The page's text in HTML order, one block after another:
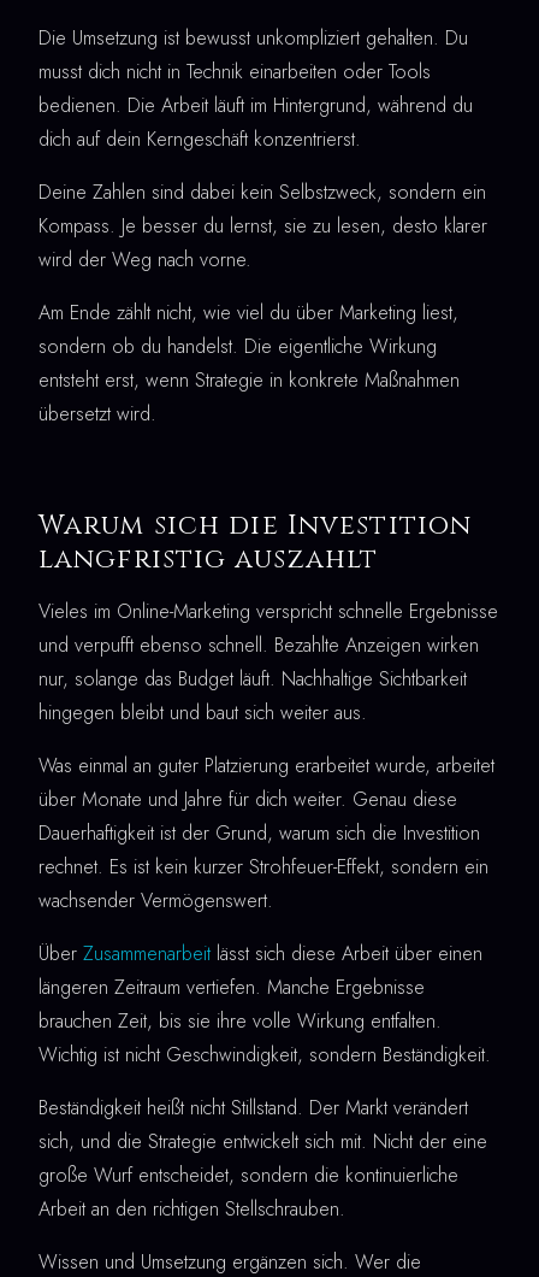
Die Umsetzung ist bewusst unkompliziert gehalten. Du
musst dich nicht in Technik einarbeiten oder Tools
bedienen. Die Arbeit läuft im Hintergrund, während du
dich auf dein Kerngeschäft konzentrierst.
Deine Zahlen sind dabei kein Selbstzweck, sondern ein
Kompass. Je besser du lernst, sie zu lesen, desto klarer
wird der Weg nach vorne.
Am Ende zählt nicht, wie viel du über Marketing liest,
sondern ob du handelst. Die eigentliche Wirkung
entsteht erst, wenn Strategie in konkrete Maßnahmen
übersetzt wird.
Warum sich die Investition
langfristig auszahlt
Vieles im Online-Marketing verspricht schnelle Ergebnisse
und verpufft ebenso schnell. Bezahlte Anzeigen wirken
nur, solange das Budget läuft. Nachhaltige Sichtbarkeit
hingegen bleibt und baut sich weiter aus.
Was einmal an guter Platzierung erarbeitet wurde, arbeitet
über Monate und Jahre für dich weiter. Genau diese
Dauerhaftigkeit ist der Grund, warum sich die Investition
rechnet. Es ist kein kurzer Strohfeuer-Effekt, sondern ein
wachsender Vermögenswert.
Über Zusammenarbeit lässt sich diese Arbeit über einen
längeren Zeitraum vertiefen. Manche Ergebnisse
brauchen Zeit, bis sie ihre volle Wirkung entfalten.
Wichtig ist nicht Geschwindigkeit, sondern Beständigkeit.
Beständigkeit heißt nicht Stillstand. Der Markt verändert
sich, und die Strategie entwickelt sich mit. Nicht der eine
große Wurf entscheidet, sondern die kontinuierliche
Arbeit an den richtigen Stellschrauben.
Wissen und Umsetzung ergänzen sich. Wer die